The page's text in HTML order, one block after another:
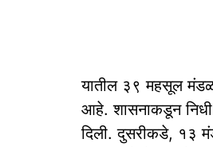
यातील ३९ महसूल
आहे. शासनाकडून निधी
दिली. दुसरीकडे, १३